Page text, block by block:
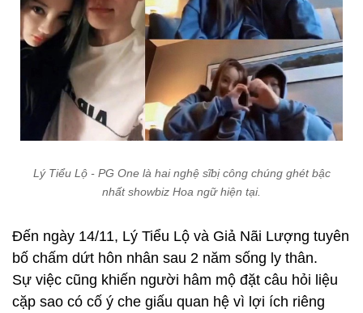
Lý Tiểu Lộ - PG One là hai nghệ sĩbị công chúng ghét bậc
nhất showbiz Hoa ngữ hiện tại.
Đến ngày 14/11, Lý Tiểu Lộ và Giả Nãi Lượng tuyên
bố chấm dứt hôn nhân sau 2 năm sống ly thân.
Sự việc cũng khiến người hâm mộ đặt câu hỏi liệu
cặp sao có cố ý che giấu quan hệ vì lợi ích riêng